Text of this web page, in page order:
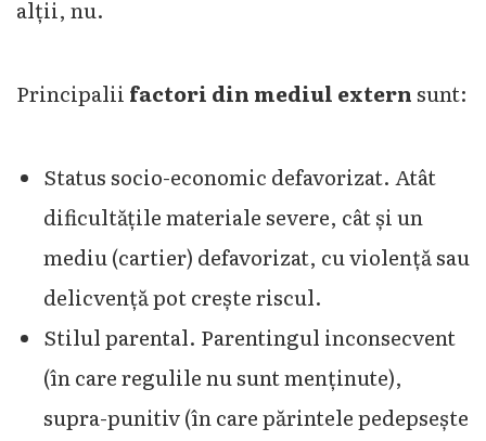
alții, nu.
Principalii factori din mediul externsunt:
Status socio-economic defavorizat. Atât
dificultățile materiale severe, cât și un
mediu (cartier) defavorizat, cu violență sau
delicvență pot crește riscul.
Stilul parental. Parentingul inconsecvent
(în care regulile nu sunt menținute),
supra-punitiv (în care părintele pedepsește